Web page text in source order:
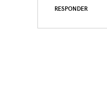
RESPONDER